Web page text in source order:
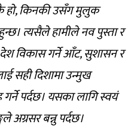
हो, किनकी उसँग मुलुक
त्यसैले हामीले नव पुस्ता र
विकास गर्ने आँट, सुशासन र
सही दिशामा उन्मुख
गर्ने पर्दछ। यसका लागि स्वयं
अग्रसर बन्नु पर्दछ।